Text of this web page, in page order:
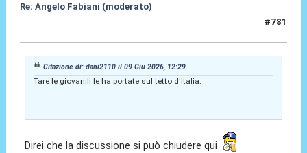
Re: Angelo Fabiani (moderato)
#781
Citazione di: dani2110 il 09 Giu 2026, 12:29
Tare le giovanili le ha portate sul tetto d'Italia.
Direi che la discussione si può chiudere qui